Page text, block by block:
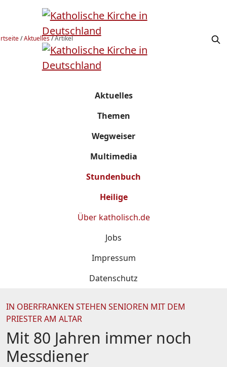
/Aktuelles/Artikel
Aktuelles
Themen
Wegweiser
Multimedia
Stundenbuch
Heilige
Über katholisch.de
Jobs
Impressum
Datenschutz
IN OBERFRANKEN STEHEN SENIOREN MIT DEM
PRIESTER AM ALTAR
Mit 80 Jahren immer noch
Messdiener